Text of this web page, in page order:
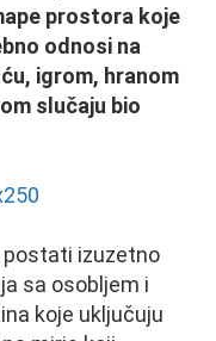
prostora koje
odnosi na
igrom, hranom
slučaju bio
postati izuzetno
sa osobljem i
koje uključuju